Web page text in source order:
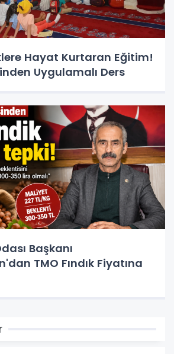
Hayat Kurtaran Eğitim!
Uygulamalı Ders
Başkanı
TMO Fındık Fiyatına